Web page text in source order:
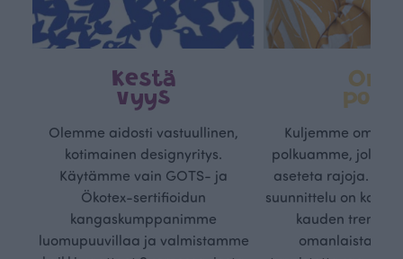
Kestä
vyys
Olemme aidosti vastuullinen,
kotimainen designyritys.
Käytämme vain GOTS- ja
Ökotex-sertifioidun
kangaskumppanimme
luomupuuvillaa ja valmistamme
Oma
Kuljemme omaa,
polkuamme, jolla
aseteta rajoja.
suunnittelu on
kauden
omanlaista,